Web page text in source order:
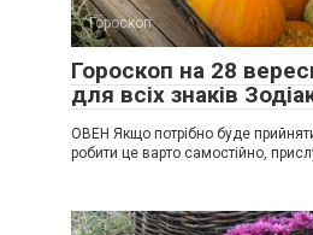
Гороскоп
Гороскоп на 28
для всіх знаків
ОВЕН Якщо потрібно буде
робити це варто самостійно,